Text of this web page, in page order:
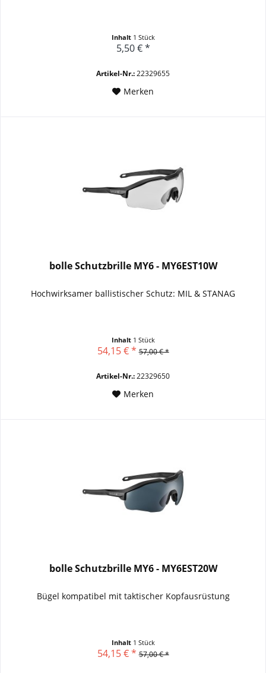
Inhalt 1 Stück
5,50 € *
Artikel-Nr.:22329655
Merken
bolle Schutzbrille MY6 - MY6EST10W
Hochwirksamer ballistischer Schutz: MIL & STANAG
Inhalt 1 Stück
54,15 € * 57,00 € *
Artikel-Nr.:22329650
Merken
bolle Schutzbrille MY6 - MY6EST20W
Bügel kompatibel mit taktischer Kopfausrüstung
Inhalt 1 Stück
54,15 € * 57,00 € *